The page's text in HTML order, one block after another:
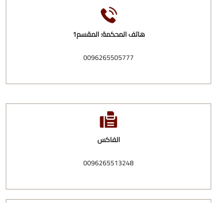
هاتف المحكمة: المقسم1
0096265505777
الفاكس
0096265513248